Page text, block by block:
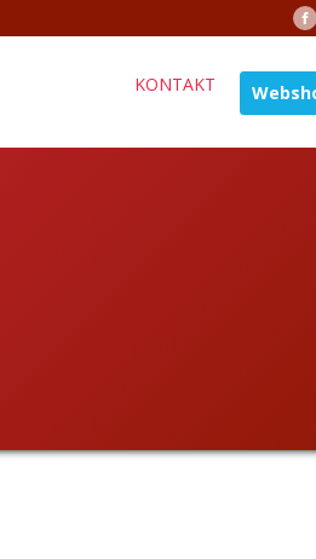
KONTAKT